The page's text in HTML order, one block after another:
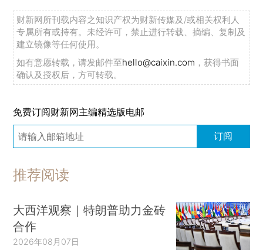
财新网所刊载内容之知识产权为财新传媒及/或相关权利人
专属所有或持有。未经许可，禁止进行转载、摘编、复制及
建立镜像等任何使用。
如有意愿转载，请发邮件至hello@caixin.com ，获得书面
确认及授权后，方可转载。
免费订阅财新网主编精选版电邮
订阅
推荐阅读
大西洋观察｜特朗普助力金砖
合作
2026年08月07日